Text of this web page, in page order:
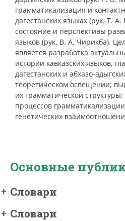
грамматикализация и
дагестанских языках (рук. Т.
состояние и перспективы
языков (рук. В. А. Чирикба).
является разработка
истории кавказских языков,
дагестанских и абхазо-
теоретическом освещении;
их грамматической
процессов
генетических
Основные
Словари
Словари